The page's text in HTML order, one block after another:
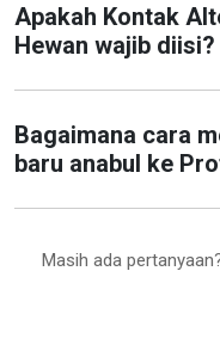
Apakah Kontak
Hewan wajib diisi?
Bagaimana cara
baru anabul ke
Masih ada